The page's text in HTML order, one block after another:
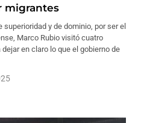
migrantes
superioridad y de dominio, por ser el
Marco Rubio visitó cuatro
en claro lo que el gobierno de